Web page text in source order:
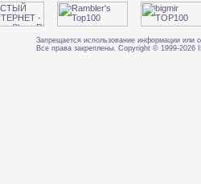
Запрещается использование информации или
Все права закреплены. Copyright © 1999-